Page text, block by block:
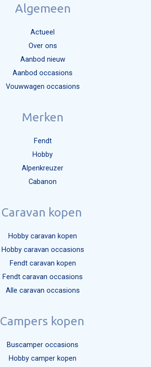
Algemeen
Actueel
Over ons
Aanbod nieuw
Aanbod occasions
Vouwwagen occasions
Merken
Fendt
Hobby
Alpenkreuzer
Cabanon
Caravan kopen
Hobby caravan kopen
Hobby caravan occasions
Fendt caravan kopen
Fendt caravan occasions
Alle caravan occasions
Campers kopen
Buscamper occasions
Hobby camper kopen